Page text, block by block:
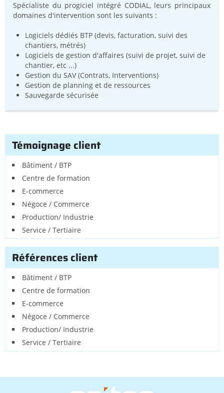
Spécialiste du progiciel intégré CODIAL, leurs principaux
domaines d'intervention sont les suivants :
Logiciels dédiés BTP (devis, facturation, suivi des
chantiers, métrés)
Logiciels de gestion d'affaires (suivi de projet, suivi de
chantier, etc ...)
Gestion du SAV (Contrats, Interventions)
Gestion de planning et de ressources
Sauvegarde sécurisée
Témoignage client
Bâtiment / BTP
Centre de formation
E-commerce
Négoce / Commerce
Production/ Industrie
Service / Tertiaire
Références client
Bâtiment / BTP
Centre de formation
E-commerce
Négoce / Commerce
Production/ Industrie
Service / Tertiaire